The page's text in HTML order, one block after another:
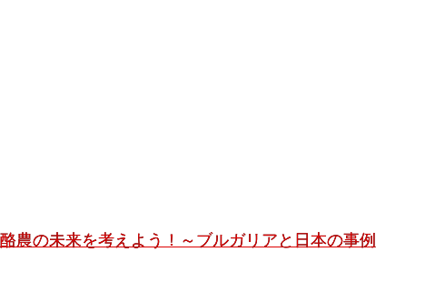
農の未来を考えよう！～ブルガリアと日本の事例